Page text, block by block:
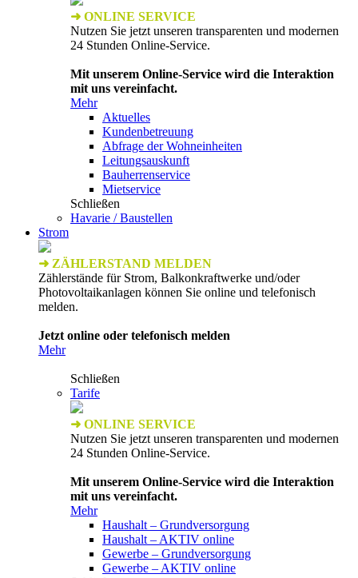
➜ ONLINE SERVICE
Nutzen Sie jetzt unseren transparenten und modernen
24 Stunden Online-Service.
Mit unserem Online-Service wird die Interaktion
mit uns vereinfacht.
Mehr
Aktuelles
Kundenbetreuung
Abfrage der Wohneinheiten
Leitungsauskunft
Bauherrenservice
Mietservice
Schließen
Havarie / Baustellen
Strom
➜ ZÄHLERSTAND MELDEN
Zählerstände für Strom, Balkonkraftwerke und/oder
Photovoltaikanlagen können Sie online und telefonisch
melden.
Jetzt online oder telefonisch melden
Mehr
Schließen
Tarife
➜ ONLINE SERVICE
Nutzen Sie jetzt unseren transparenten und modernen
24 Stunden Online-Service.
Mit unserem Online-Service wird die Interaktion
mit uns vereinfacht.
Mehr
Haushalt – Grundversorgung
Haushalt – AKTIV online
Gewerbe – Grundversorgung
Gewerbe – AKTIV online